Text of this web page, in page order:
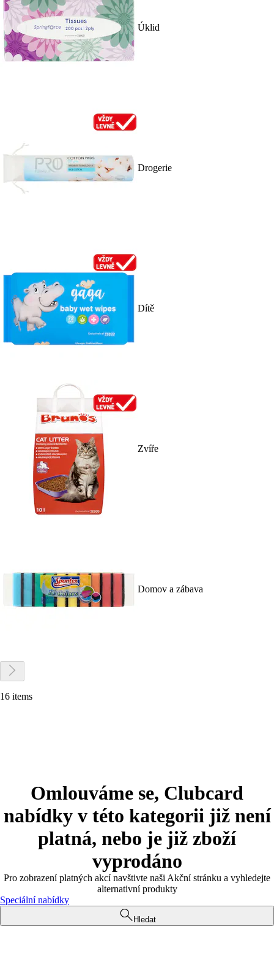
Úklid
Drogerie
Dítě
Zvíře
Domov a zábava
16 items
Omlouváme se, Clubcard
nabídky v této kategorii již není
platná, nebo je již zboží
vyprodáno
Pro zobrazení platných akcí navštivte naši Akční stránku a vyhledejte
alternativní produkty
Speciální nabídky
Hledat